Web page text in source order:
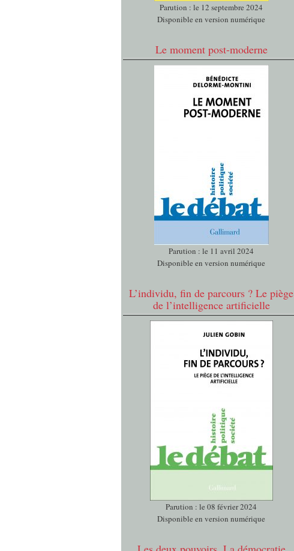
Parution : le 12 septembre 2024
Disponible en version numérique
Le moment post-moderne
Parution : le 11 avril 2024
Disponible en version numérique
L’individu, fin de parcours ? Le piège
de l’intelligence artificielle
Parution : le 08 février 2024
Disponible en version numérique